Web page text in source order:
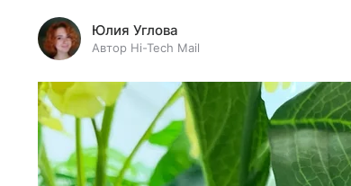
Юлия Углова
Автор Hi-Tech Mail